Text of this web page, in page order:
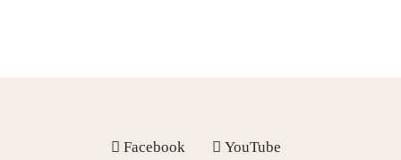
 Facebook  YouTube